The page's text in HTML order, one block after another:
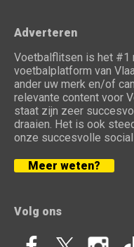
Adverteren
Voetbalflitsen is het #1
voetbalplatform van
ander uw merk en/of
relevante content voor
staat zijn zeer
draaien. Het is ook
onze succesvolle social
Meer weten?
Volg ons